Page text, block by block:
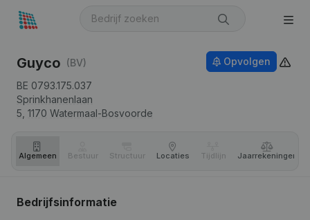
Guyco (BV)
BE 0793.175.037
Sprinkhanenlaan
5, 1170 Watermaal-Bosvoorde
Opvolgen
Algemeen Bestuur Structuur Locaties Tijdlijn Jaar­rekeningen
Bedrijfsinformatie